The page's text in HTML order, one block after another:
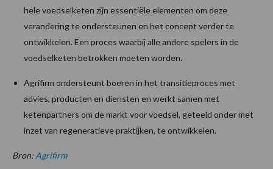
hele voedselketen zijn essentiële elementen om deze
verandering te ondersteunen en het concept verder te
ontwikkelen. Een proces waarbij alle andere spelers in de
voedselketen betrokken moeten worden.
Agrifirm ondersteunt boeren in het transitieproces met
advies, producten en diensten en werkt samen met
ketenpartners om de markt voor voedsel, geteeld onder met
inzet van regeneratieve praktijken, te ontwikkelen.
Bron: Agrifirm